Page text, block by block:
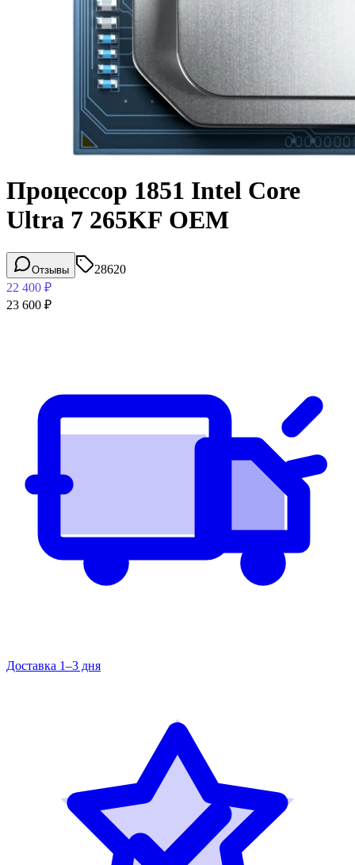
Процессор 1851 Intel Core
Ultra 7 265KF OEM
Отзывы
28620
22 400 ₽
23 600 ₽
Доставка 1–3 дня